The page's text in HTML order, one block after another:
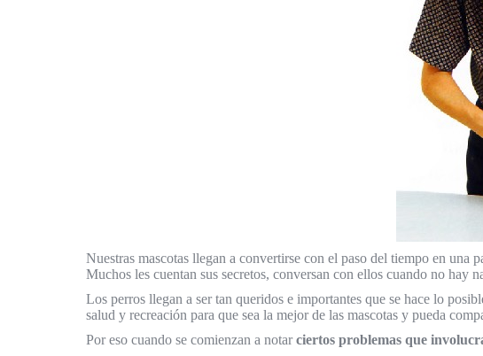
Nuestras mascotas llegan a convertirse con el paso del tiempo en
Muchos les cuentan sus secretos, conversan con ellos cuando no hay
Los perros llegan a ser tan queridos e importantes que se hace lo
salud y recreación para que sea la mejor de las mascotas y pueda
Por eso cuando se comienzan a notarciertos problemas que